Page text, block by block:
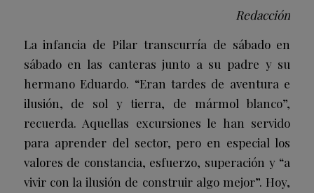
Redacción
La infancia de Pilar transcurría de sábado en
sábado en las canteras junto a su padre y su
hermano Eduardo. “Eran tardes de aventura e
ilusión, de sol y tierra, de mármol blanco”,
recuerda. Aquellas excursiones le han servido
para aprender del sector, pero en especial los
valores de constancia, esfuerzo, superación y “a
vivir con la ilusión de construir algo mejor”. Hoy,